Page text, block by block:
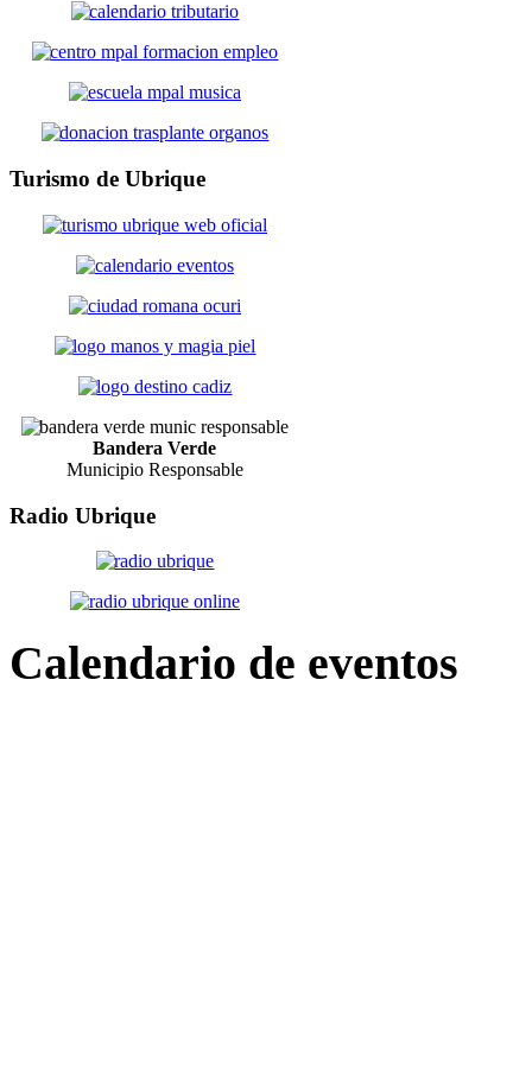
Turismo de Ubrique
Bandera Verde
Municipio Responsable
Radio Ubrique
Calendario de eventos